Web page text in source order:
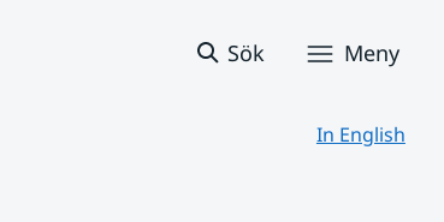
Sök Meny
In English